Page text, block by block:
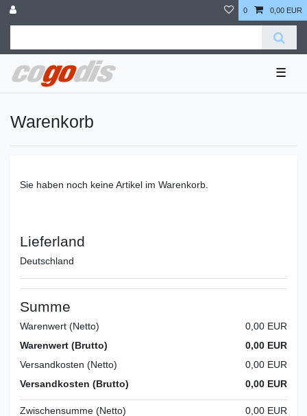
0 0,00 EUR
☰
Warenkorb
Sie haben noch keine Artikel im Warenkorb.
Lieferland
Deutschland
Summe
Warenwert (Netto)
0,00 EUR
Warenwert (Brutto)
0,00 EUR
Versandkosten (Netto)
0,00 EUR
Versandkosten (Brutto)
0,00 EUR
Zwischensumme (Netto) 0,00 EUR